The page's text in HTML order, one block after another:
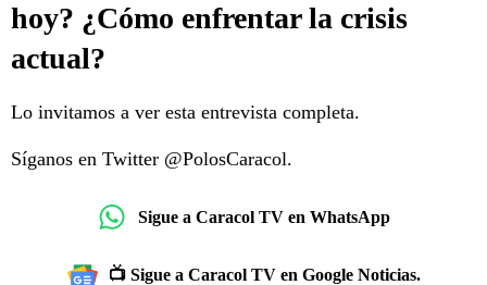
hoy? ¿Cómo enfrentar la crisis
actual?
Lo invitamos a ver esta entrevista completa.
Síganos en Twitter @PolosCaracol.
Sigue a Caracol TV en WhatsApp
📺 Sigue a Caracol TV en Google Noticias.